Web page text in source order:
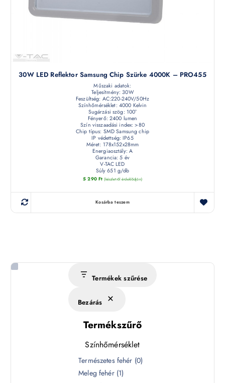
30W LED Reflektor Samsung Chip Szürke 4000K – PRO455
Műszaki adatok:
Teljesítmény: 30W
Feszültség: AC:220-240V/50Hz
Színhőmérséklet: 4000 Kelvin
Sugárzási szög: 100°
Fényerő: 2400 lumen
Szín visszaadási index: >80
Chip típus: SMD Samsung chip
IP védettség: IP65
Méret: 178x152x28mm
Energiaosztály: A
Garancia: 5 év
V-TAC LED
Súly 651 g/db
5 290 Ft (készletről érdeklődjön)
Kosárba teszem
Termékek szűrése
Bezárás
Termékszűrő
Színhőmérséklet
Természetes fehér (0)
Meleg fehér (1)